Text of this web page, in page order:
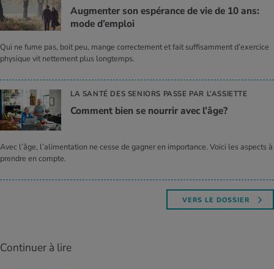
Aug­men­ter son espé­rance de vie de 10 ans:
mode d’em­ploi
Qui ne fume pas, boit peu, mange correctement et fait suffisamment d’exercice
physique vit nettement plus longtemps.
LA SANTÉ DES SENIORS PASSE PAR L’ASSIETTE
Com­ment bien se nour­rir avec l’âge?
Avec l’âge, l’alimentation ne cesse de gagner en importance. Voici les aspects à
prendre en compte.
VERS LE DOSSIER
Continuer à lire